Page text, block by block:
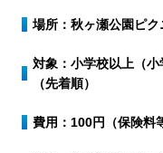
場所：秋ヶ瀬公園ピク
対象：小学校以上（
（先着順）
費用：100円（保険料